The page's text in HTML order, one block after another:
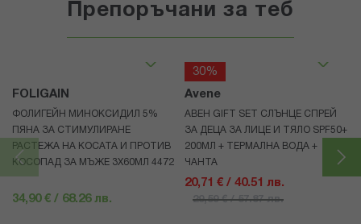
Препоръчани за теб
FOLIGAIN
ФОЛИГЕЙН МИНОКСИДИЛ 5%
ПЯНА ЗА СТИМУЛИРАНЕ
РАСТЕЖА НА КОСАТА И ПРОТИВ
КОСОПАД ЗА МЪЖЕ 3X60МЛ 4472
34,90 € / 68.26 лв.
30%
Avene
АВЕН GIFT SET СЛЪНЦЕ СПРЕЙ
ЗА ДЕЦА ЗА ЛИЦЕ И ТЯЛО SPF50+
200МЛ + ТЕРМАЛНА ВОДА +
ЧАНТА
20,71 € / 40.51 лв.
29,59 € / 57.87 лв.